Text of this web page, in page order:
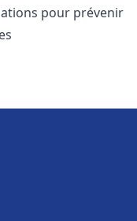
pour prévenir